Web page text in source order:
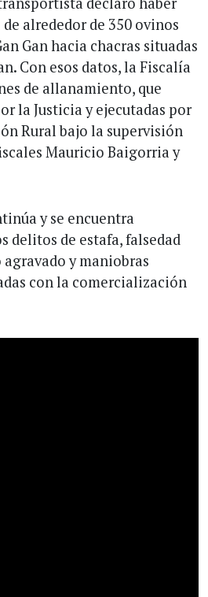
alrededor de 350 ovinos
Gan hacia chacras situadas
Con esos datos, la Fiscalía
de allanamiento, que
la Justicia y ejecutadas por
Rural bajo la supervisión
Mauricio Baigorria y
y se encuentra
delitos de estafa, falsedad
y maniobras
con la comercialización